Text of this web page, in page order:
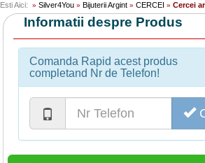
Esti Aici: » Silver4You » Bijuterii Argint » CERCEI » Cercei
Informatii despre Produs
Comanda Rapid acest produs
completand Nr de Telefon!